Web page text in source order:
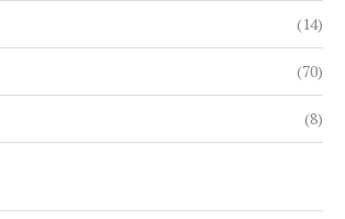
(14)
(70)
(8)